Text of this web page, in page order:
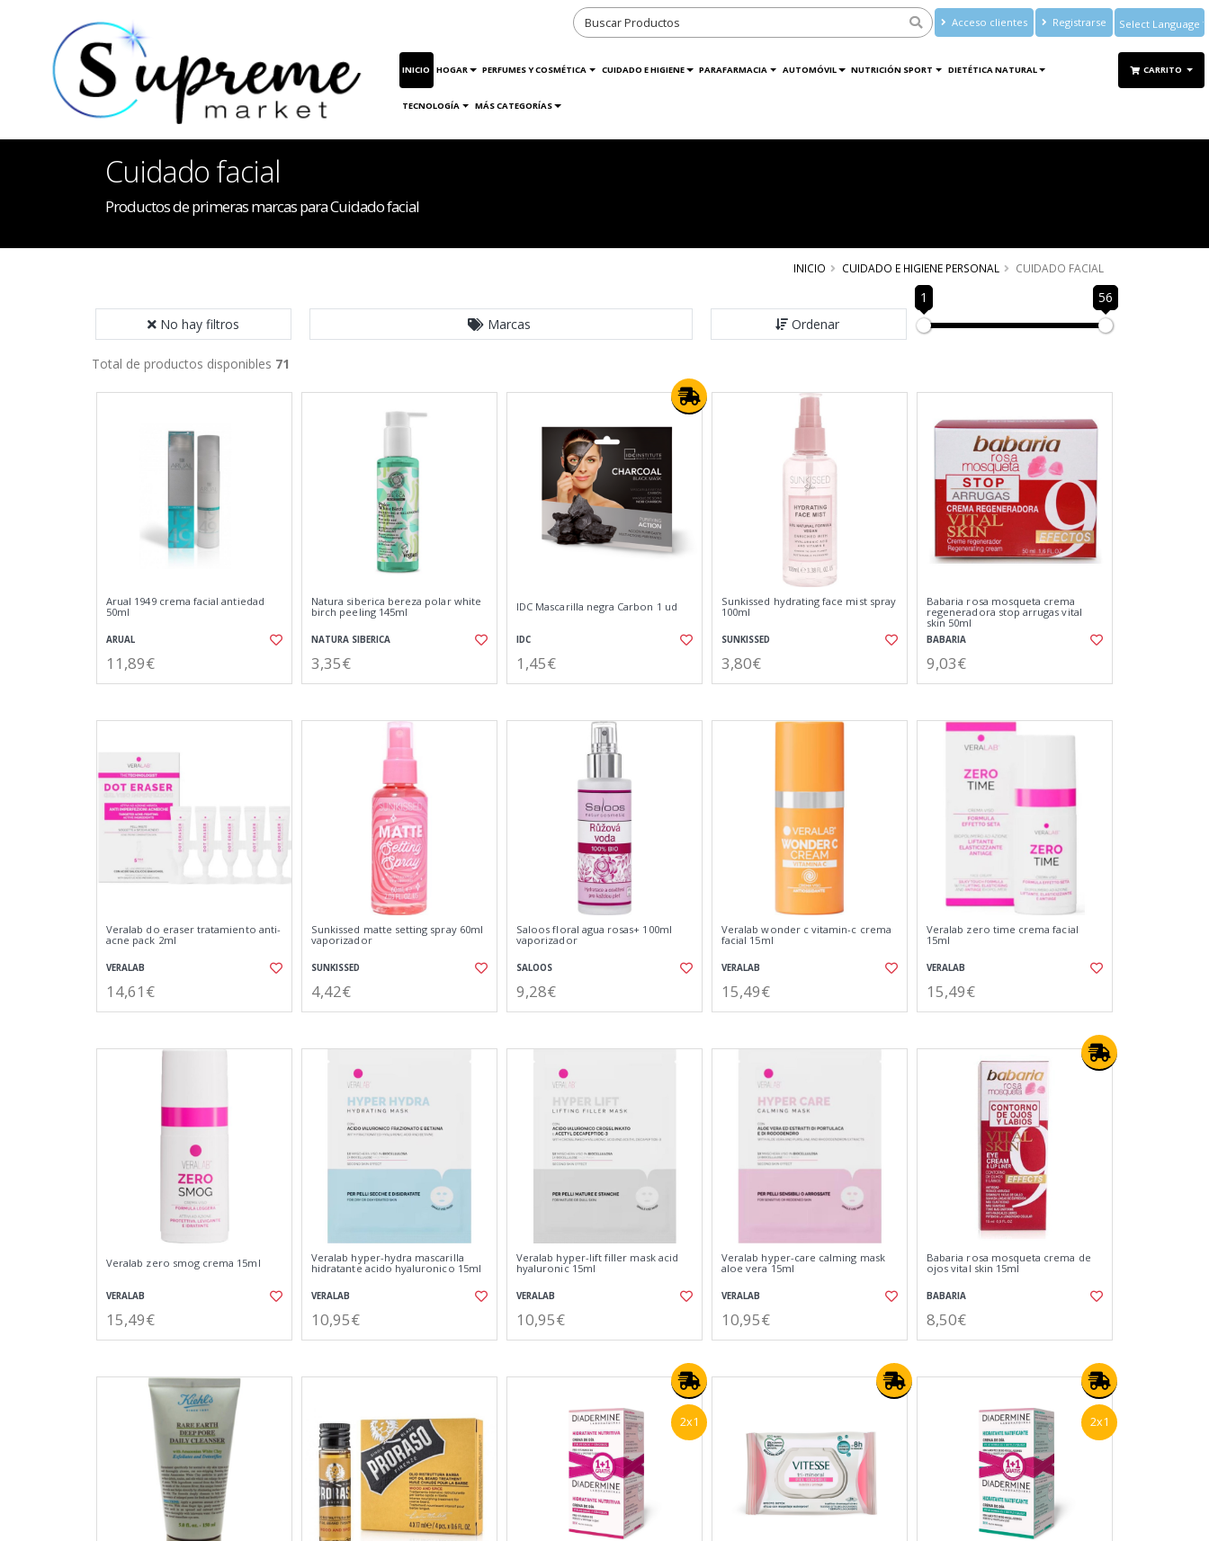
Acceso clientes Registrarse
Translate
INICIO HOGAR PERFUMES Y COSMÉTICA CUIDADO E HIGIENE PARAFARMACIA AUTOMÓVIL NUTRICIÓN SPORT DIETÉTICA NATURAL
TECNOLOGÍA MÁS CATEGORÍAS
CARRITO
Cuidado facial
Productos de primeras marcas para Cuidado facial
INICIO CUIDADO E HIGIENE PERSONAL CUIDADO FACIAL
No hay filtros Marcas Ordenar
1 56
Total de productos disponibles 71
Arual 1949 crema facial antiedad
50ml
ARUAL
11,89€
Natura siberica bereza polar white
birch peeling 145ml
NATURA SIBERICA
3,35€
IDC Mascarilla negra Carbon 1 ud
IDC
1,45€
Sunkissed hydrating face mist spray
100ml
SUNKISSED
3,80€
Babaria rosa mosqueta crema
regeneradora stop arrugas vital
skin 50ml
BABARIA
9,03€
Veralab do eraser tratamiento anti-
acne pack 2ml
VERALAB
14,61€
Sunkissed matte setting spray 60ml
vaporizador
SUNKISSED
4,42€
Saloos floral agua rosas+ 100ml
vaporizador
SALOOS
9,28€
Veralab wonder c vitamin-c crema
facial 15ml
VERALAB
15,49€
Veralab zero time crema facial
15ml
VERALAB
15,49€
Veralab zero smog crema 15ml
VERALAB
15,49€
Veralab hyper-hydra mascarilla
hidratante acido hyaluronico 15ml
VERALAB
10,95€
Veralab hyper-lift filler mask acid
hyaluronic 15ml
VERALAB
10,95€
Veralab hyper-care calming mask
aloe vera 15ml
VERALAB
10,95€
Babaria rosa mosqueta crema de
ojos vital skin 15ml
BABARIA
8,50€
2x1 2x1